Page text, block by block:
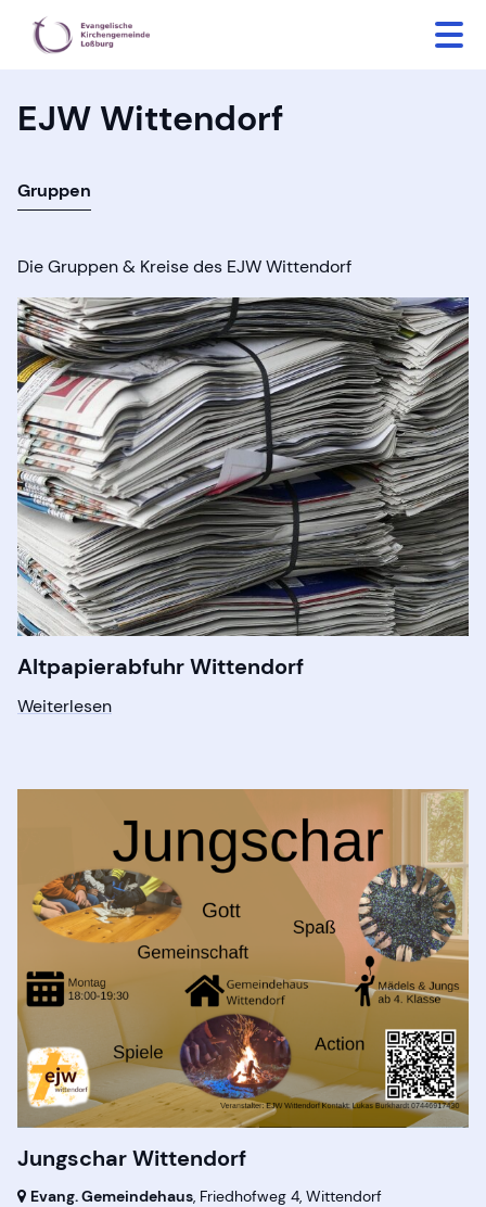
EJW Wittendorf
Gruppen
Die Gruppen & Kreise des EJW Wittendorf
Altpapierabfuhr Wittendorf
Weiterlesen
Jungschar Wittendorf
Evang. Gemeindehaus, Friedhofweg 4, Wittendorf